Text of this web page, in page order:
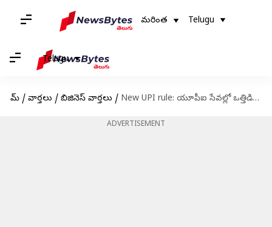
మరింత Telugu
Telugu
హోమ్ / వార్తలు / బిజినెస్ వార్తలు / New UPI rule: యూపీఐ సేవల్లో ఒత్తిడి తగ్గించేందుకు ఎన్‌పీసీఐ కీలక నిర్ణయాలు!
ADVERTISEMENT